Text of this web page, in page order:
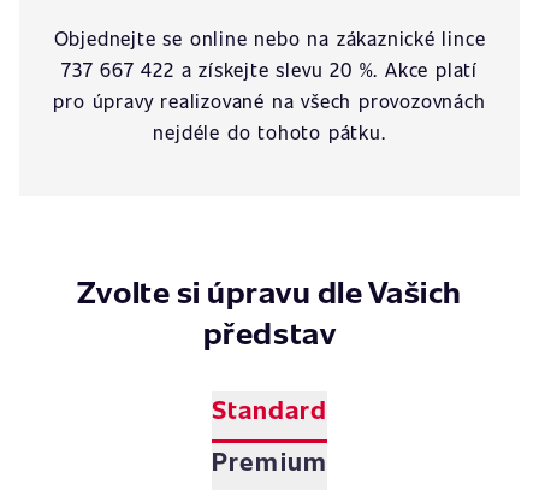
Objednejte se online nebo na zákaznické lince
737 667 422 a získejte slevu 20 %. Akce platí
pro úpravy realizované na všech provozovnách
nejdéle do tohoto pátku.
Zvolte si úpravu dle Vašich
představ
Standard
Premium